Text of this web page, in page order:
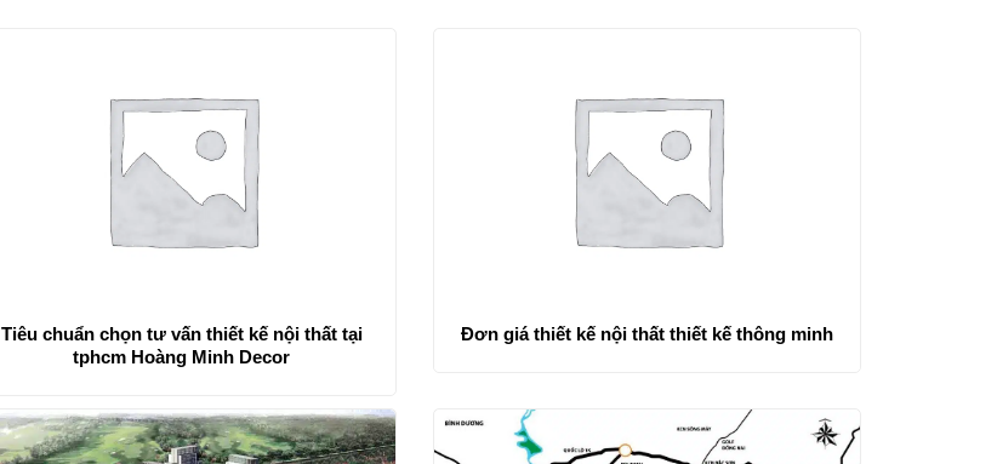
Tiêu chuẩn chọn tư vấn thiết kế nội thất tại
tphcm Hoàng Minh Decor
Đơn giá thiết kế nội thất thiết kế thông minh